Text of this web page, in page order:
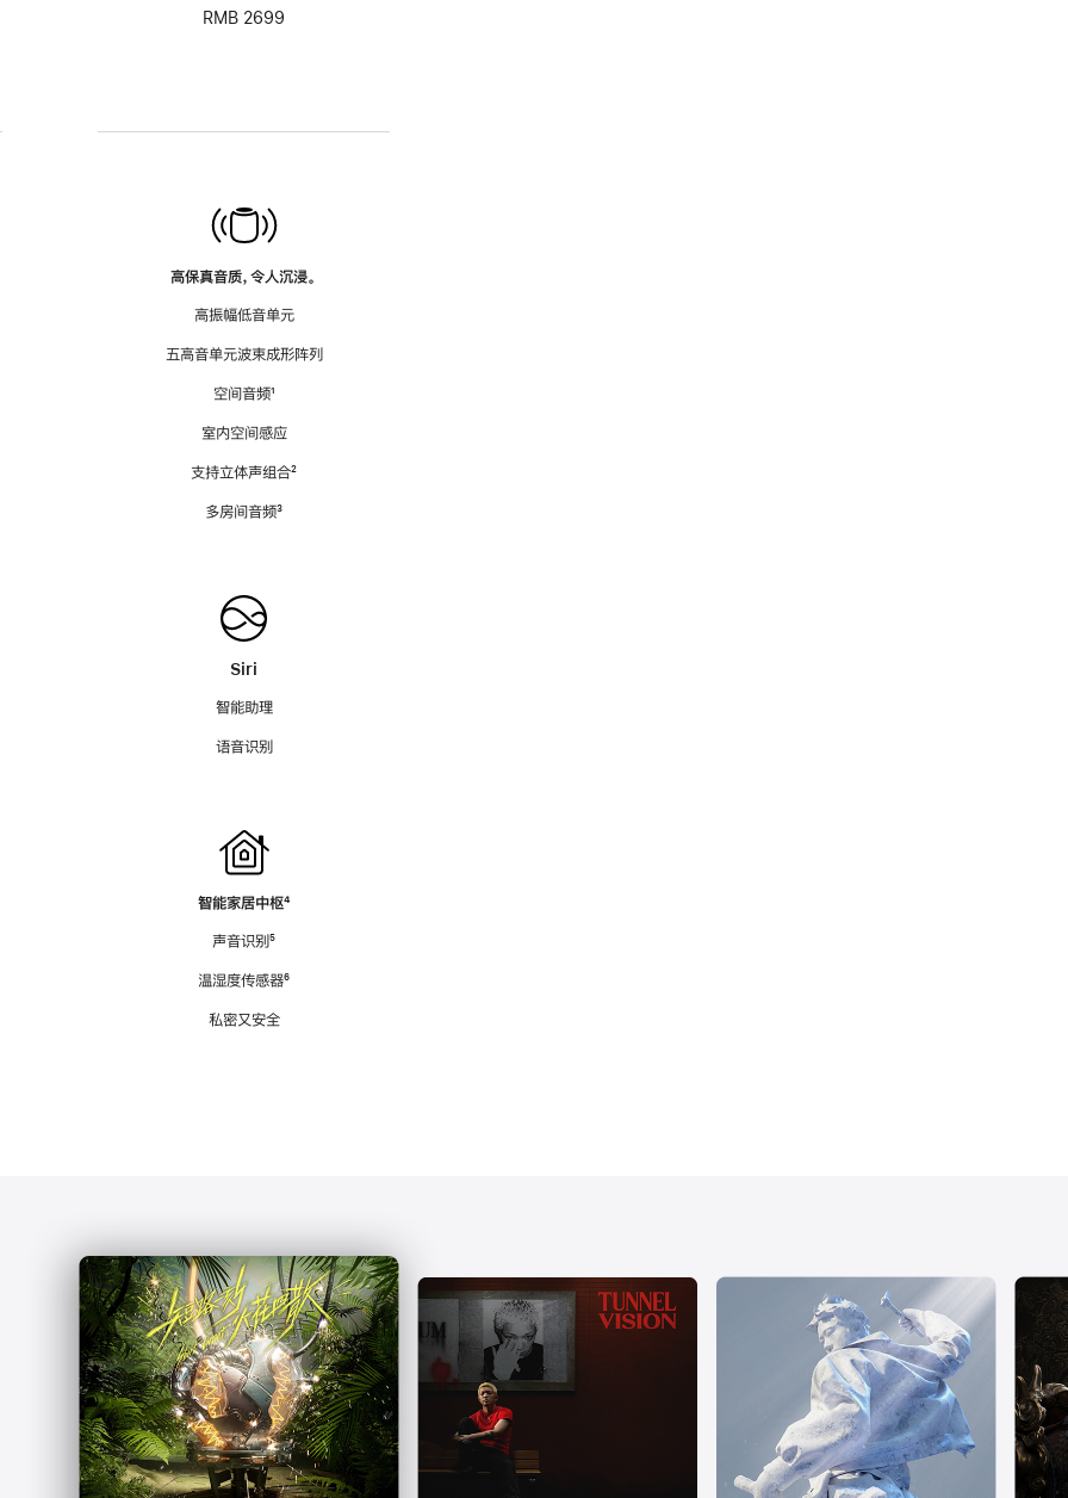
RMB 2699
高保真音质，令人沉浸。
高振幅低音单元
五高音单元波束成形阵列
空间音频脚
¹
室内空间感应
支持立体声组合脚
²
多房间音频脚
³
Siri
智能助理
语音识别
智能家居中枢脚
⁴
声音识别脚
⁵
温湿度传感器脚
⁶
私密又安全